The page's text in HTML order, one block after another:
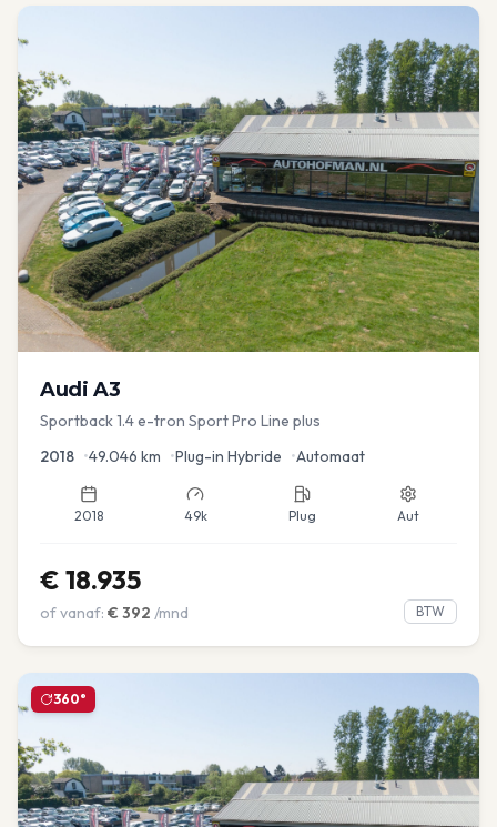
Audi A3
Sportback 1.4 e-tron Sport Pro Line plus
2018 •49.046 km •Plug-in Hybride •Automaat
2018 49k Plug Aut
€ 18.935
of vanaf: € 392 /mnd BTW
360°